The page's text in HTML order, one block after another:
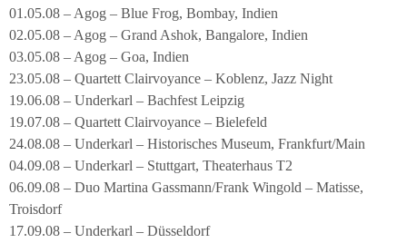
01.05.08 – Agog – Blue Frog, Bombay, Indien
02.05.08 – Agog – Grand Ashok, Bangalore, Indien
03.05.08 – Agog – Goa, Indien
23.05.08 – Quartett Clairvoyance – Koblenz, Jazz Night
19.06.08 – Underkarl – Bachfest Leipzig
19.07.08 – Quartett Clairvoyance – Bielefeld
24.08.08 – Underkarl – Historisches Museum, Frankfurt/Main
04.09.08 – Underkarl – Stuttgart, Theaterhaus T2
06.09.08 – Duo Martina Gassmann/Frank Wingold – Matisse,
Troisdorf
17.09.08 – Underkarl – Düsseldorf